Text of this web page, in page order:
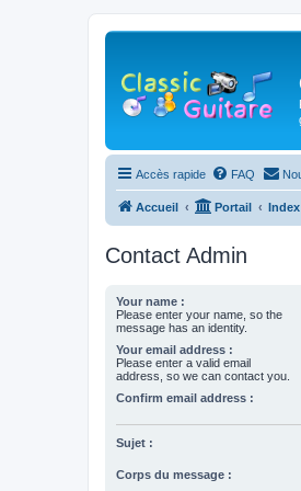
Accès rapide FAQ
Accueil Portail
Contact Admin
Your name :
Please enter your name, so the
message has an identity.
Your email address :
Please enter a valid email
address, so we can contact you.
Confirm email address :
Sujet :
Corps du message :